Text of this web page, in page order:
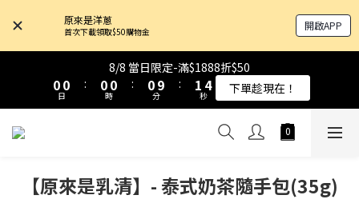
原來是洋蔥
首次下載領取$50購物金 開啟APP
8/8 當日限定-滿$1888折$50
2
0
4
3
2
0
日
:
4
3
2
0
4
3
2
1
0
時
:
3
2
1
09
8
3
分
:
3
2
1
0
6
5
4
3
秒 下單趁現在！
8/8 當日限定-滿$1888折$50
2
0
4
3
2
0
日
:
4
3
2
0
4
3
2
1
0
時
:
3
2
1
09
8
3
分
:
3
2
1
0
6
5
4
3
秒 下單趁現在！
原來是乳清-大豆蛋白 買10送1！
8/8 當日限定-滿$1888折$50
7
6
5
1
0
9
7
6
5
1
0
:
9
7
6
5
1
0
9
8
7
6
5
1
0
:
9
8
7
6
5
1
9
:
9
8
7
6
2
1
9
5
4
【原來是乳清】- 泰式奶茶隨手包(35g)